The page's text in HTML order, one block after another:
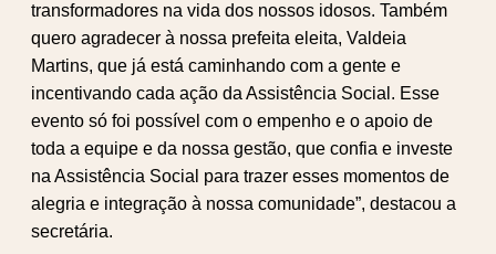
transformadores na vida dos nossos idosos. Também
quero agradecer à nossa prefeita eleita, Valdeia
Martins, que já está caminhando com a gente e
incentivando cada ação da Assistência Social. Esse
evento só foi possível com o empenho e o apoio de
toda a equipe e da nossa gestão, que confia e investe
na Assistência Social para trazer esses momentos de
alegria e integração à nossa comunidade”, destacou a
secretária.